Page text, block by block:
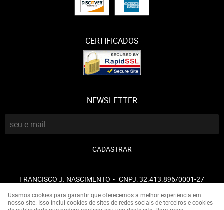
CERTIFICADOS
NEWSLETTER
CADASTRAR
FRANCISCO J. NASCIMENTO CNPJ: 32.413.896/0001-27
Usamos cookies para garantir que oferecemos a melhor experiência em
nosso site. Isso inclui cookies de sites de redes sociais de terceiros e cookies